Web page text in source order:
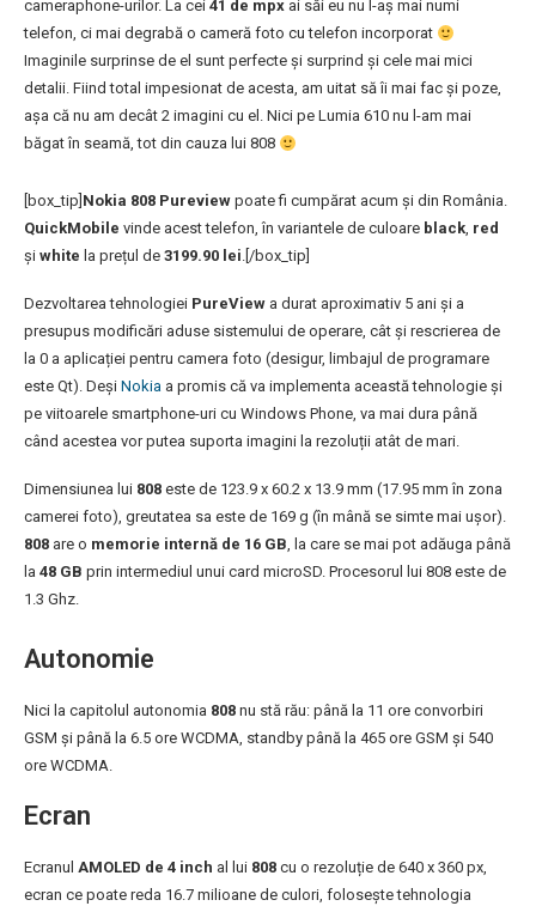
cameraphone-urilor. La cei 41 de mpx ai săi eu nu l-aș mai numi
telefon, ci mai degrabă o cameră foto cu telefon incorporat
Imaginile surprinse de el sunt perfecte și surprind și cele mai mici
detalii. Fiind total impesionat de acesta, am uitat să îi mai fac și poze,
așa că nu am decât 2 imagini cu el. Nici pe Lumia 610 nu l-am mai
băgat în seamă, tot din cauza lui 808
[box_tip] Nokia 808 Pureview poate fi cumpărat acum și din România.
QuickMobile vinde acest telefon, în variantele de culoare black, red
și white la prețul de 3199.90 lei.[/box_tip]
Dezvoltarea tehnologiei PureView a durat aproximativ 5 ani și a
presupus modificări aduse sistemului de operare, cât și rescrierea de
la 0 a aplicației pentru camera foto (desigur, limbajul de programare
este Qt). Deși Nokia a promis că va implementa această tehnologie și
pe viitoarele smartphone-uri cu Windows Phone, va mai dura până
când acestea vor putea suporta imagini la rezoluții atât de mari.
Dimensiunea lui 808 este de 123.9 x 60.2 x 13.9 mm (17.95 mm în zona
camerei foto), greutatea sa este de 169 g (în mână se simte mai ușor).
808 are o memorie internă de 16 GB, la care se mai pot adăuga până
la 48 GB prin intermediul unui card microSD. Procesorul lui 808 este de
1.3 Ghz.
Autonomie
Nici la capitolul autonomia 808 nu stă rău: până la 11 ore convorbiri
GSM și până la 6.5 ore WCDMA, standby până la 465 ore GSM și 540
ore WCDMA.
Ecran
Ecranul AMOLED de 4 inch al lui 808 cu o rezoluție de 640 x 360 px,
ecran ce poate reda 16.7 milioane de culori, folosește tehnologia